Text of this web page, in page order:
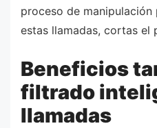
proceso de
estas llamadas, cortas el
Beneficios
filtrado
llamadas